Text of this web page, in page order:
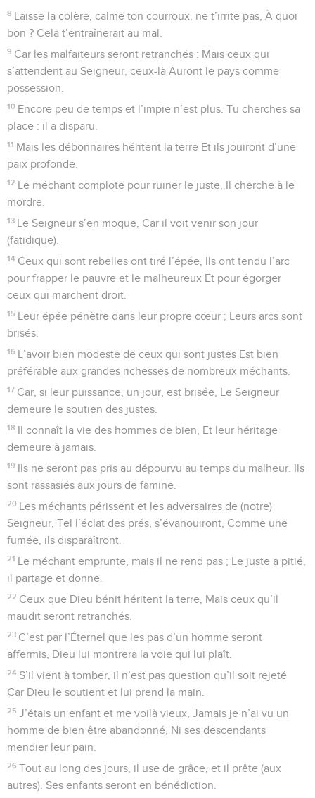
8 Laisse la colère, calme ton courroux, ne t’irrite pas, À quoi
bon ? Cela t’entraînerait au mal.
9 Car les malfaiteurs seront retranchés : Mais ceux qui
s’attendent au Seigneur, ceux-là Auront le pays comme
possession.
10 Encore peu de temps et l’impie n’est plus. Tu cherches sa
place : il a disparu.
11 Mais les débonnaires héritent la terre Et ils jouiront d’une
paix profonde.
12 Le méchant complote pour ruiner le juste, Il cherche à le
mordre.
13 Le Seigneur s’en moque, Car il voit venir son jour
(fatidique).
14 Ceux qui sont rebelles ont tiré l’épée, Ils ont tendu l’arc
pour frapper le pauvre et le malheureux Et pour égorger
ceux qui marchent droit.
15 Leur épée pénètre dans leur propre cœur ; Leurs arcs sont
brisés.
16 L’avoir bien modeste de ceux qui sont justes Est bien
préférable aux grandes richesses de nombreux méchants.
17 Car, si leur puissance, un jour, est brisée, Le Seigneur
demeure le soutien des justes.
18 Il connaît la vie des hommes de bien, Et leur héritage
demeure à jamais.
19 Ils ne seront pas pris au dépourvu au temps du malheur. Ils
sont rassasiés aux jours de famine.
20 Les méchants périssent et les adversaires de (notre)
Seigneur, Tel l’éclat des prés, s’évanouiront, Comme une
fumée, ils disparaîtront.
21 Le méchant emprunte, mais il ne rend pas ; Le juste a pitié,
il partage et donne.
22 Ceux que Dieu bénit héritent la terre, Mais ceux qu’il
maudit seront retranchés.
23 C’est par l’Éternel que les pas d’un homme seront
affermis, Dieu lui montrera la voie qui lui plaît.
24 S’il vient à tomber, il n’est pas question qu’il soit rejeté
Car Dieu le soutient et lui prend la main.
25 J’étais un enfant et me voilà vieux, Jamais je n’ai vu un
homme de bien être abandonné, Ni ses descendants
mendier leur pain.
26 Tout au long des jours, il use de grâce, et il prête (aux
autres). Ses enfants seront en bénédiction.